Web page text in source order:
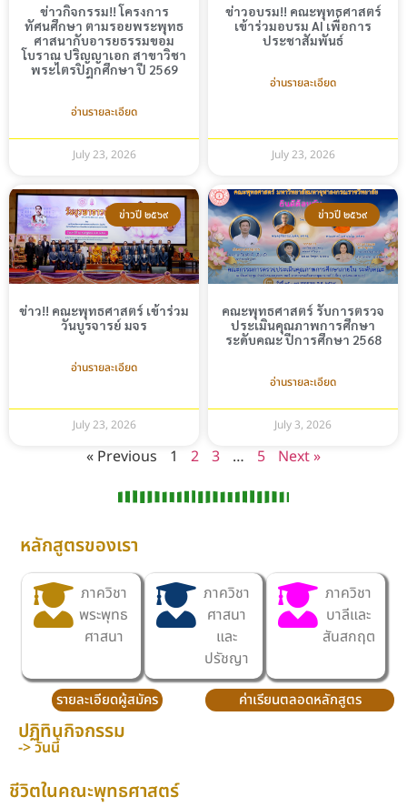
ข่าวกิจกรรม!! โครงการ
ทัศนศึกษา ตามรอยพระพุทธ
ศาสนากับอารยธรรมขอม
โบราณ ปริญญาเอก สาขาวิชา
พระไตรปิฎกศึกษา ปี 2569
อ่านรายละเอียด
July 23, 2026
ข่าวอบรม!! คณะพุทธศาสตร์
เข้าร่วมอบรม AI เพื่อการ
ประชาสัมพันธ์
อ่านรายละเอียด
July 23, 2026
ข่าวปี ๒๕๖๙
ข่าว!! คณะพุทธศาสตร์ เข้าร่วม
วันบูรจารย์ มจร
อ่านรายละเอียด
July 23, 2026
ข่าวปี ๒๕๖๙
คณะพุทธศาสตร์ รับการตรวจ
ประเมินคุณภาพการศึกษา
ระดับคณะ ปีการศึกษา 2568
อ่านรายละเอียด
July 3, 2026
« Previous 1 2 3 … 5 Next »
หลักสูตรของเรา
ภาควิชา
พระพุทธ
ศาสนา
ภาควิชา
ศาสนา
และ
ปรัชญา
ภาควิชา
บาลีและ
สันสกฤต
รายละเอียดผู้สมัคร ค่าเรียนตลอดหลักสูตร
ปฏิทินกิจกรรม
-> วันนี้
ชีวิตในคณะพุทธศาสตร์